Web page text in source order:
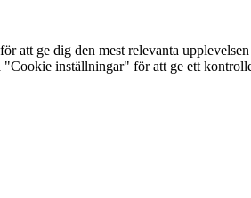
att ge dig den mest relevanta
inställningar" för att ge ett